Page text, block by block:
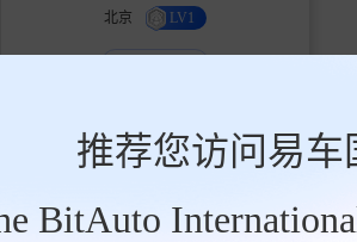
推荐您访问易车
BitAuto
北京 LV1
分享汽车知识、购车秘籍、选购
技巧、行业新闻、热点事件。
1.5万 2 383